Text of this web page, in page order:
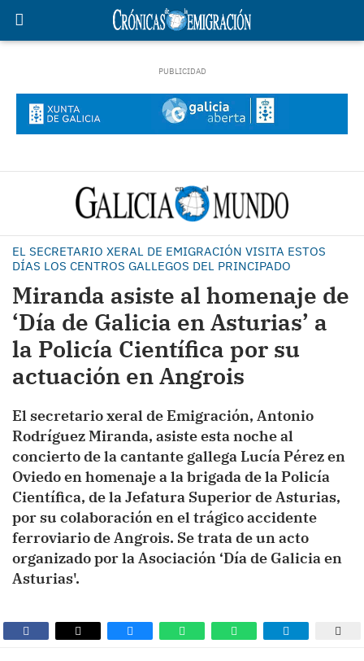
EL SECRETARIO XERAL DE EMIGRACIÓN VISITA ESTOS
DÍAS LOS CENTROS GALLEGOS DEL PRINCIPADO
Miranda asiste al homenaje de
‘Día de Galicia en Asturias’ a
la Policía Científica por su
actuación en Angrois
El secretario xeral de Emigración, Antonio
Rodríguez Miranda, asiste esta noche al
concierto de la cantante gallega Lucía Pérez en
Oviedo en homenaje a la brigada de la Policía
Científica, de la Jefatura Superior de Asturias,
por su colaboración en el trágico accidente
ferroviario de Angrois. Se trata de un acto
organizado por la Asociación ‘Día de Galicia en
Asturias'.